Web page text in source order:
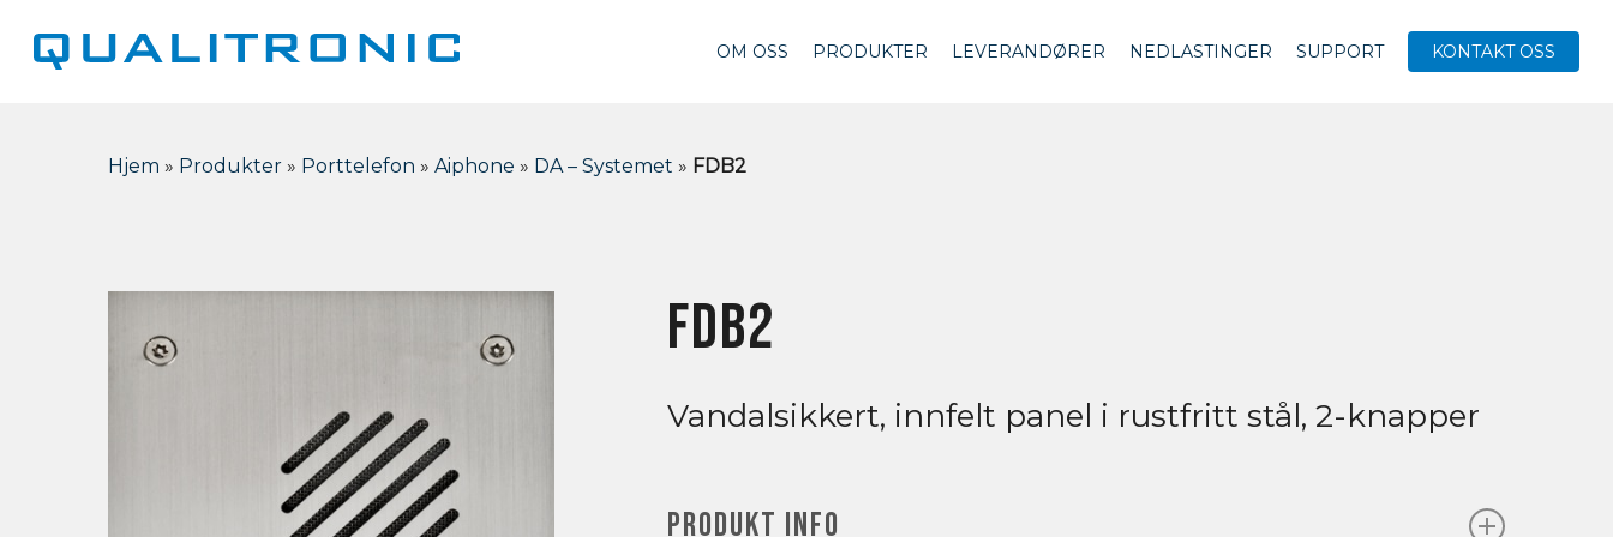
OM OSS PRODUKTER LEVERANDØRER NEDLASTINGER SUPPORT KONTAKT OSS
Hjem » Produkter » Porttelefon » Aiphone » DA – Systemet » FDB2
FDB2
Vandalsikkert, innfelt panel i rustfritt stål, 2-knapper
PRODUKT INFO